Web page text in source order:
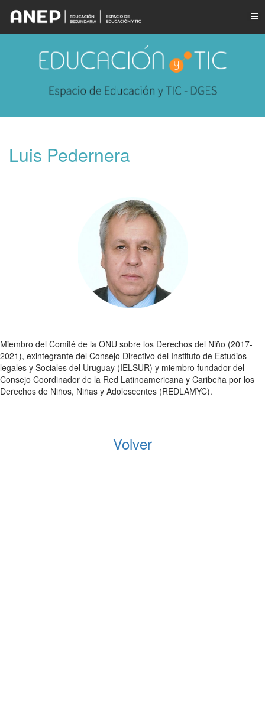
Luis Pedernera
Miembro del Comité de la ONU sobre los Derechos del Niño (2017-
2021), exintegrante del Consejo Directivo del Instituto de Estudios
legales y Sociales del Uruguay (IELSUR) y miembro fundador del
Consejo Coordinador de la Red Latinoamericana y Caribeña por los
Derechos de Niños, Niñas y Adolescentes (REDLAMYC).
Volver